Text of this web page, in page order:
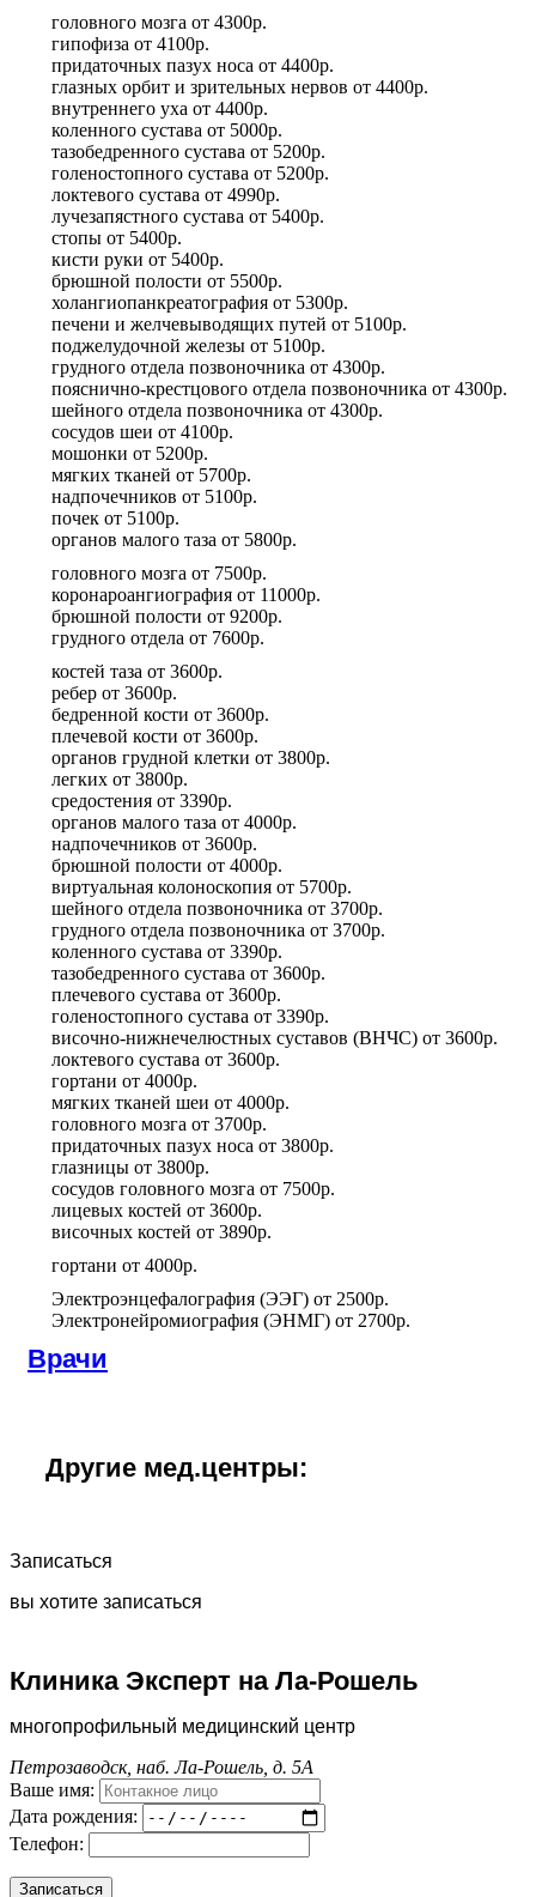
головного мозга от 4300р.
гипофиза от 4100р.
придаточных пазух носа от 4400р.
глазных орбит и зрительных нервов от 4400р.
внутреннего уха от 4400р.
коленного сустава от 5000р.
тазобедренного сустава от 5200р.
голеностопного сустава от 5200р.
локтевого сустава от 4990р.
лучезапястного сустава от 5400р.
стопы от 5400р.
кисти руки от 5400р.
брюшной полости от 5500р.
холангиопанкреатография от 5300р.
печени и желчевыводящих путей от 5100р.
поджелудочной железы от 5100р.
грудного отдела позвоночника от 4300р.
пояснично-крестцового отдела позвоночника от 4300р.
шейного отдела позвоночника от 4300р.
сосудов шеи от 4100р.
мошонки от 5200р.
мягких тканей от 5700р.
надпочечников от 5100р.
почек от 5100р.
органов малого таза от 5800р.
головного мозга от 7500р.
коронароангиография от 11000р.
брюшной полости от 9200р.
грудного отдела от 7600р.
костей таза от 3600р.
ребер от 3600р.
бедренной кости от 3600р.
плечевой кости от 3600р.
органов грудной клетки от 3800р.
легких от 3800р.
средостения от 3390р.
органов малого таза от 4000р.
надпочечников от 3600р.
брюшной полости от 4000р.
виртуальная колоноскопия от 5700р.
шейного отдела позвоночника от 3700р.
грудного отдела позвоночника от 3700р.
коленного сустава от 3390р.
тазобедренного сустава от 3600р.
плечевого сустава от 3600р.
голеностопного сустава от 3390р.
височно-нижнечелюстных суставов (ВНЧС) от 3600р.
локтевого сустава от 3600р.
гортани от 4000р.
мягких тканей шеи от 4000р.
головного мозга от 3700р.
придаточных пазух носа от 3800р.
глазницы от 3800р.
сосудов головного мозга от 7500р.
лицевых костей от 3600р.
височных костей от 3890р.
гортани от 4000р.
Электроэнцефалография (ЭЭГ) от 2500р.
Электронейромиография (ЭНМГ) от 2700р.
Врачи
Другие мед.центры:
Записаться
вы хотите записаться
Клиника Эксперт на Ла-Рошель
многопрофильный медицинский центр
Петрозаводск, наб. Ла-Рошель, д. 5А
Ваше имя:
Дата рождения:
Телефон: